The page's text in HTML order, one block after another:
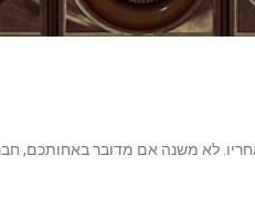
לא משנה אם מדובר באחותכם,